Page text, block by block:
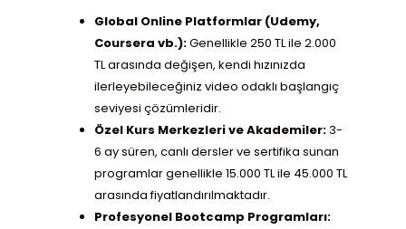
Global Online Platformlar (Udemy,
Coursera vb.):Genellikle 250 TL ile 2.000
TL arasında değişen, kendi hızınızda
ilerleyebileceğiniz video odaklı başlangıç
seviyesi çözümleridir.
Özel Kurs Merkezleri ve Akademiler:3-
6 ay süren, canlı dersler ve sertifika sunan
programlar genellikle 15.000 TL ile 45.000 TL
arasında fiyatlandırılmaktadır.
Profesyonel Bootcamp Programları: